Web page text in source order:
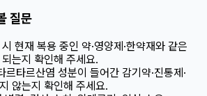
질문
현재 복용 중인 약·영양제·한약재와 같은
는지 확인해 주세요.
르타르산염 성분이 들어간 감기약·진통제·
않는지 확인해 주세요.